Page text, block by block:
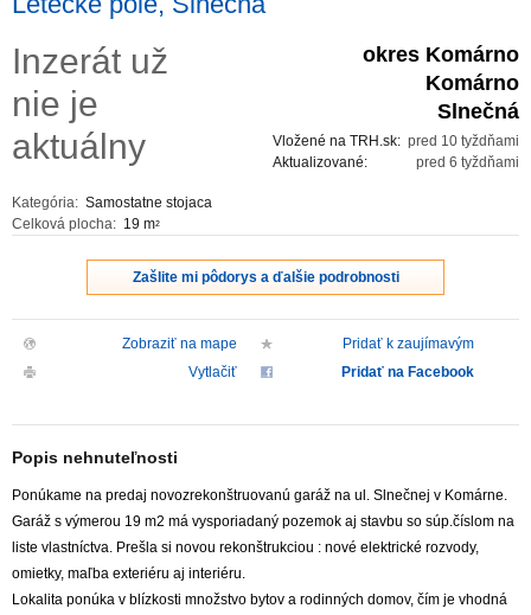
REKLAMA
PARTNERI
OBCHODNÉ PODMIENKY
Inzerát už
nie je
aktuálny
Kategória: Samostatne stojaca
Celková plocha: 19 m2
okres Komárno
Komárno
Slnečná
pred 10 tyždňami
Vložené na TRH.sk:
pred 6 tyždňami
Aktualizované:
Zašlite mi pôdorys a ďalšie podrobnosti
Zobraziť na mape
Pridať k zaujímavým
Vytlačiť
Pridať na Facebook
Popis nehnuteľnosti
Ponúkame na predaj novozrekonštruovanú garáž na ul. Slnečnej v Komárne.
Garáž s výmerou 19 m2 má vysporiadaný pozemok aj stavbu so súp.číslom na
liste vlastníctva. Prešla si novou rekonštrukciou : nové elektrické rozvody,
omietky, maľba exteriéru aj interiéru.
Lokalita ponúka v blízkosti množstvo bytov a rodinných domov, čím je vhodná